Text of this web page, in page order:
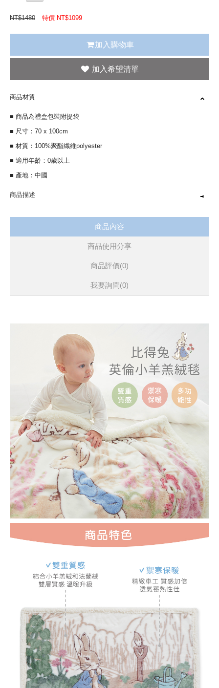
NT$1480 特價 NT$1099
加入購物車
商品材質
■ 商品為禮盒包裝附提袋
■ 尺寸：70 x 100cm
■ 材質：100%聚酯纖維polyester
■ 適用年齡：0歲以上
■ 產地：中國
商品描述
商品內容
商品使用分享
商品評價(0)
我要詢問(0)